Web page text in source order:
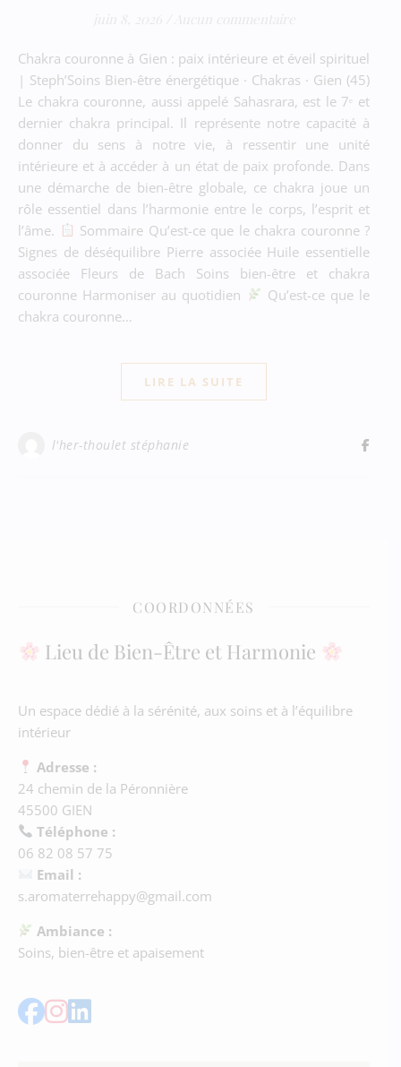
juin 8, 2026 Aucun commentaire
Chakra couronne à Gien : paix intérieure et éveil spirituel
| Steph’Soins Bien-être énergétique · Chakras · Gien (45)
Le chakra couronne, aussi appelé Sahasrara, est le 7ᵉ et
dernier chakra principal. Il représente notre capacité à
donner du sens à notre vie, à ressentir une unité
intérieure et à accéder à un état de paix profonde. Dans
une démarche de bien-être globale, ce chakra joue un
rôle essentiel dans l’harmonie entre le corps, l’esprit et
l’âme.
Sommaire Qu’est-ce que le chakra couronne ?
Signes de déséquilibre Pierre associée Huile essentielle
associée Fleurs de Bach Soins bien-être et chakra
couronne Harmoniser au quotidien
Qu’est-ce que le
chakra couronne…
LIRE LA SUITE
l'her-thoulet stéphanie
COORDONNÉES
Lieu de Bien-Être et Harmonie
Un espace dédié à la sérénité, aux soins et à l’équilibre
intérieur
Adresse :
24 chemin de la Péronnière
45500 GIEN
Téléphone :
06 82 08 57 75
Email :
s.aromaterrehappy@gmail.com
Ambiance :
Soins, bien-être et apaisement